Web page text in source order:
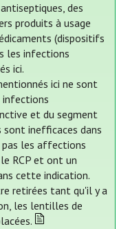
des
produits à usage
(dispositifs
les infections
ici.
ici ne sont
infections
et du segment
inefficaces dans
pas les affections
RCP et ont un
cette indication.
retirées tant qu'il y a
les lentilles de